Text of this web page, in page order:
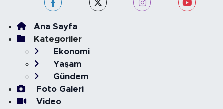
Ana Sayfa
Kategoriler
Ekonomi
Yaşam
Gündem
Foto Galeri
Video